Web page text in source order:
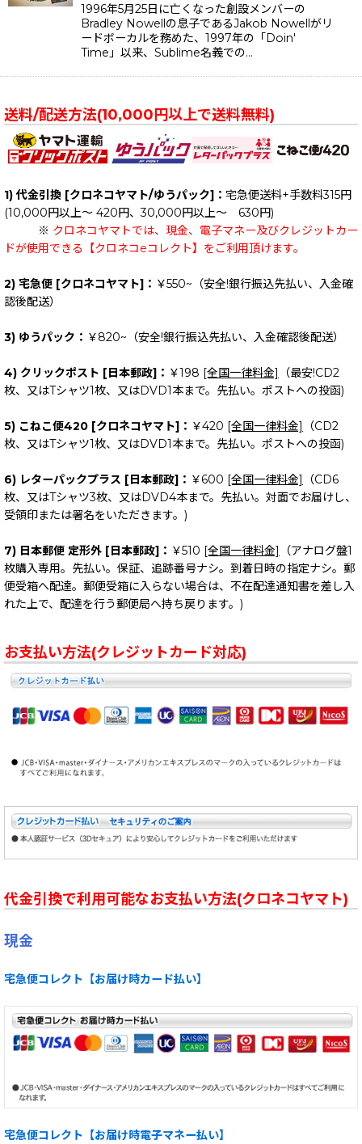
1996年5月25日に亡くなった創設メンバーの
Bradley Nowellの息子であるJakob Nowellがリ
ードボーカルを務めた、1997年の「Doin'
Time」以来、Sublime名義での…
送料/配送方法(10,000円以上で送料無料)
1) 代金引換 [クロネコヤマト/ゆうパック]： 宅急便送料+手数料315円
(10,000円以上～ 420円、30,000円以上～ 630円)
※ クロネコヤマトでは、現金、電子マネー及びクレジットカー
ドが使用できる【クロネコeコレクト】をご利用頂けます。
2) 宅急便 [クロネコヤマト]： ￥550~（安全!銀行振込先払い、入金確
認後配送）
3) ゆうパック： ￥820~（安全!銀行振込先払い、入金確認後配送）
4) クリックポスト [日本郵政]： ￥198 [全国一律料金]
（最安!CD2
枚、又はTシャツ1枚、又はDVD1本まで。先払い。ポストへの投函)
5) こねこ便420 [クロネコヤマト]： ￥420 [全国一律料金]
（CD2
枚、又はTシャツ1枚、又はDVD1本まで。先払い。ポストへの投函)
6) レターパックプラス [日本郵政]： ￥600 [全国一律料金]
（CD6
枚、又はTシャツ3枚、又はDVD4本まで。先払い。対面でお届けし、
受領印または署名をいただきます。)
7) 日本郵便 定形外 [日本郵政]： ￥510 [全国一律料金]
（アナログ盤1
枚購入専用。先払い。保証、追跡番号ナシ。到着日時の指定ナシ。郵
便受箱へ配達。郵便受箱に入らない場合は、不在配達通知書を差し入
れた上で、配達を行う郵便局へ持ち戻ります。)
お支払い方法(クレジットカード対応)
代金引換で利用可能なお支払い方法(クロネコヤマト)
現金
宅急便コレクト【お届け時カード払い】
宅急便コレクト【お届け時電子マネー払い】